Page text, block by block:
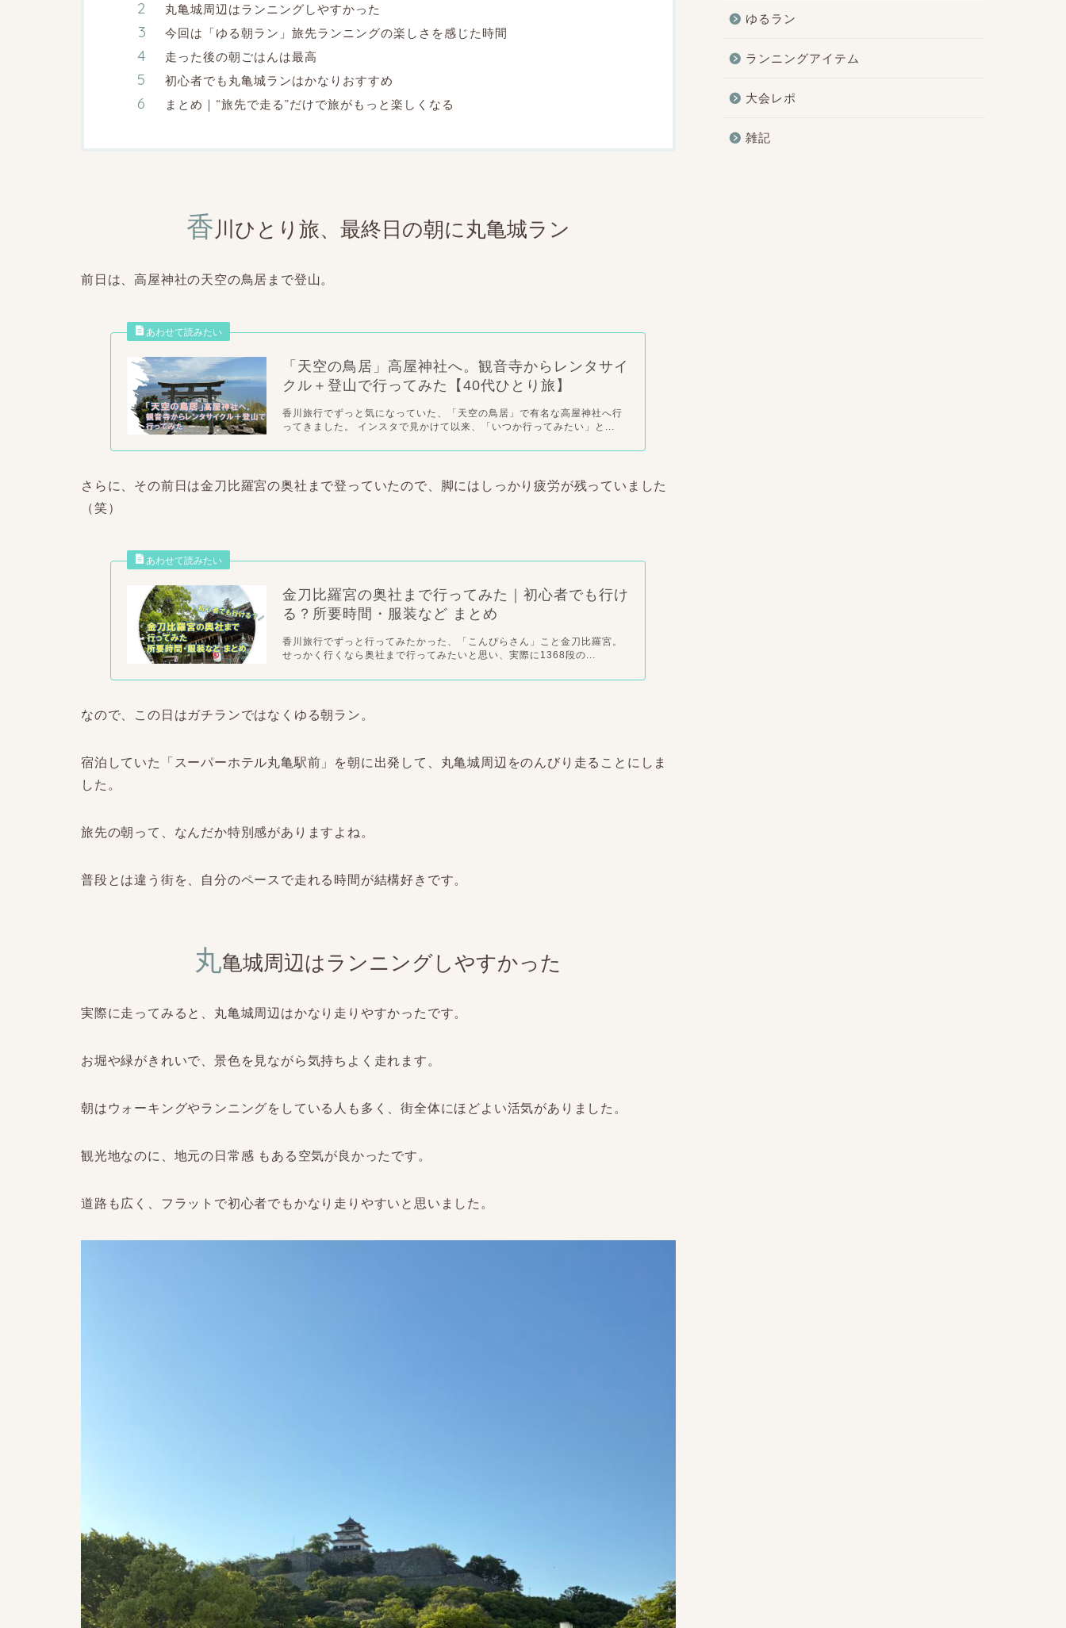
丸亀城周辺はランニングしやすかった
今回は「ゆる朝ラン」旅先ランニングの楽しさを感じた時間
走った後の朝ごはんは最高
初心者でも丸亀城ランはかなりおすすめ
まとめ｜“旅先で走る”だけで旅がもっと楽しくなる
香 川ひとり旅、最終日の朝に丸亀城ラン
前日は、高屋神社の天空の鳥居まで登山。
「天空の鳥居」高屋神社へ。観音寺からレンタサイ
クル＋登山で行ってみた【40代ひとり旅】
香川旅行でずっと気になっていた、「天空の鳥居」で有名な高屋神社へ行
ってきました。 インスタで見かけて以来、「いつか行ってみたい」と...
さらに、その前日は金刀比羅宮の奥社まで登っていたので、脚にはしっかり疲労が残っていました
（笑）
金刀比羅宮の奥社まで行ってみた｜初心者でも行け
る？所要時間・服装など まとめ
香川旅行でずっと行ってみたかった、「こんぴらさん」こと金刀比羅宮。
せっかく行くなら奥社まで行ってみたいと思い、実際に1368段の...
なので、この日はガチランではなくゆる朝ラン。
宿泊していた「スーパーホテル丸亀駅前」を朝に出発して、丸亀城周辺をのんびり走ることにしま
した。
旅先の朝って、なんだか特別感がありますよね。
普段とは違う街を、自分のペースで走れる時間が結構好きです。
丸亀城周辺はランニングしやすかった
実際に走ってみると、丸亀城周辺はかなり走りやすかったです。
お堀や緑がきれいで、景色を見ながら気持ちよく走れます。
朝はウォーキングやランニングをしている人も多く、街全体にほどよい活気がありました。
観光地なのに、地元の日常感 もある空気が良かったです。
道路も広く、フラットで初心者でもかなり走りやすいと思いました。
ゆるラン
ランニングアイテム
大会レポ
雑記